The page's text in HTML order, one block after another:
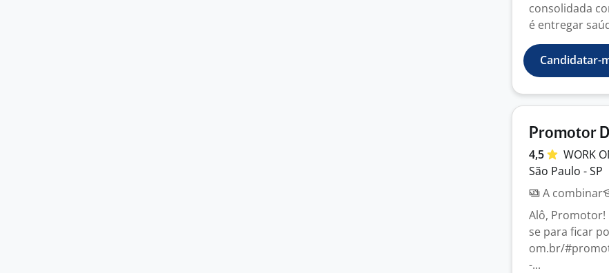
consolidada
é entregar
Candidatar-
Promotor
4,5 WORK
São Paulo - SP
A combinar
Alô, Promotor!
se para ficar
om.br/
-...